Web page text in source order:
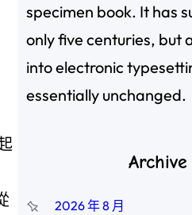
specimen book. It has
only five centuries, but
into electronic
essentially unchanged.
Archive
2026 年 8 月